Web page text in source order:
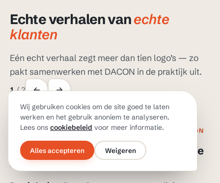
Echte verhalen vanechte
klanten
Eén echt verhaal zegt meer dan tien logo’s — zo
pakt samenwerken met DACON in de praktijk uit.
1/2
ZAKELIJKE DIENSTVERLENING · OVERSTAP NAAR DACON
Een overdracht naar een omgeving die
naar behoren draait
Wij gebruiken cookies om de site goed te laten
werken en het gebruik anoniem te analyseren.
Lees ons cookiebeleid voor meer informatie.
Alles accepteren Weigeren